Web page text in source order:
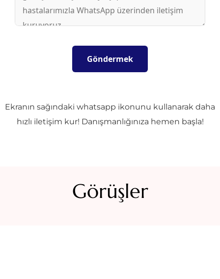
Ekranın sağındaki whatsapp ikonunu kullanarak daha
hızlı iletişim kur! Danışmanlığınıza hemen başla!
Görüşler